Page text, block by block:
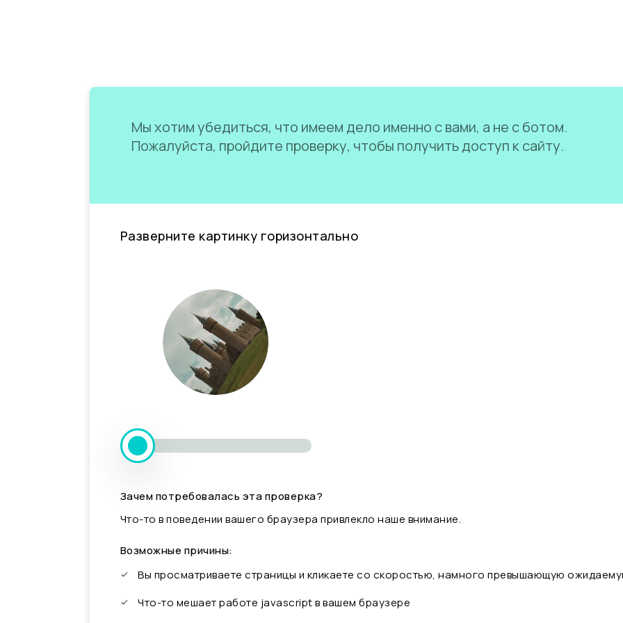
Мы хотим убедиться, что имеем дело именно с вами, а не с ботом.
Пожалуйста, пройдите проверку, чтобы получить доступ к сайту.
Разверните картинку горизонтально
Зачем потребовалась эта проверка?
Что-то в поведении вашего браузера привлекло наше внимание.
Возможные причины:
Вы просматриваете страницы и кликаете со скоростью, намного превышающую
Что-то мешает работе javascript в вашем браузере